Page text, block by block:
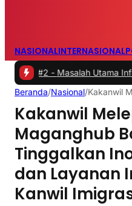
NASIONALINTERNASIONAL
Masalah Utama Infrastruktur
Beranda/Nasional/Kakanwil
Kakanwil
Maganghub
Tinggalkan
dan Layanan
Kanwil